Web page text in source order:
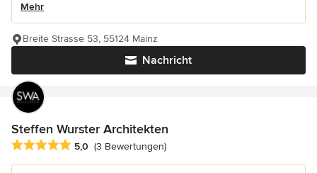
Mehr
Nachricht
Breite Strasse 53, 55124 Mainz
Steffen Wurster Architekten
Durchschnittliche Bewertung: 5 von 5 Sternen
5,0 (3 Bewertungen)